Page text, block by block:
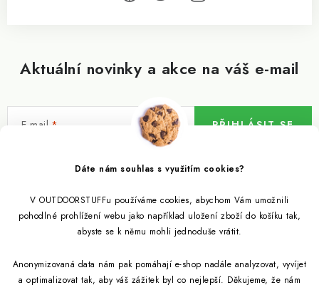
Dáte nám souhlas s využitím cookies?
V OUTDOORSTUFFu používáme cookies, abychom Vám umožnili
pohodlné prohlížení webu jako například uložení zboží do košíku tak,
abyste se k němu mohli jednoduše vrátit.
Anonymizovaná data nám pak pomáhají e-shop nadále analyzovat, vyvíjet
a optimalizovat tak, aby váš zážitek byl co nejlepší. Děkujeme, že nám
Aktuální novinky a akce na váš e-mail
E-mail
Vložením e-mailu souhlasíte spodmínkami ochrany osobních údajů
PŘIHLÁSIT SE
Informace pro vás
Outdoor blog
Věrnostní program
Citronela a její účinky
Outdoor poradna